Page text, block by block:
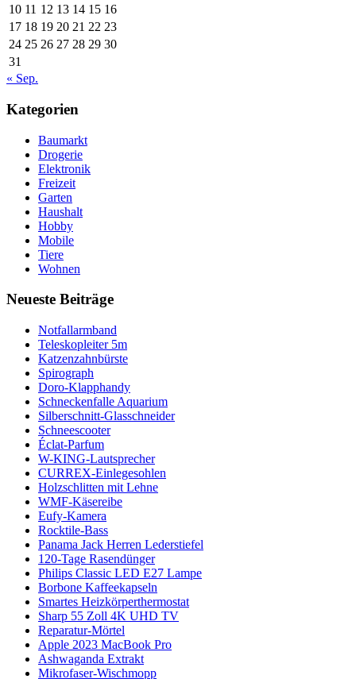
10 11 12 13 14 15 16
17 18 19 20 21 22 23
24 25 26 27 28 29 30
31
« Sep.
Kategorien
Baumarkt
Drogerie
Elektronik
Freizeit
Garten
Haushalt
Hobby
Mobile
Tiere
Wohnen
Neueste Beiträge
Notfallarmband
Teleskopleiter 5m
Katzenzahnbürste
Spirograph
Doro-Klapphandy
Schneckenfalle Aquarium
Silberschnitt-Glasschneider
Schneescooter
Éclat-Parfum
W-KING-Lautsprecher
CURREX-Einlegesohlen
Holzschlitten mit Lehne
WMF-Käsereibe
Eufy-Kamera
Rocktile-Bass
Panama Jack Herren Lederstiefel
120-Tage Rasendünger
Philips Classic LED E27 Lampe
Borbone Kaffeekapseln
Smartes Heizkörperthermostat
Sharp 55 Zoll 4K UHD TV
Reparatur-Mörtel
Apple 2023 MacBook Pro
Ashwaganda Extrakt
Mikrofaser-Wischmopp